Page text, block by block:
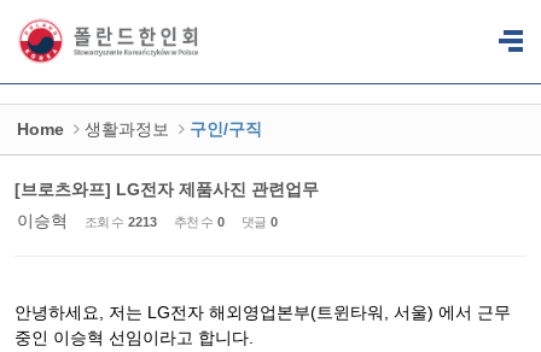
Home 생활과정보 구인/구직
[브로츠와프] LG전자 제품사진 관련업무
이승혁
조회 수 2213 추천 수 0 댓글 0
안녕하세요, 저는 LG전자 해외영업본부(트윈타워, 서울) 에서 근무
중인 이승혁 선임이라고 합니다.